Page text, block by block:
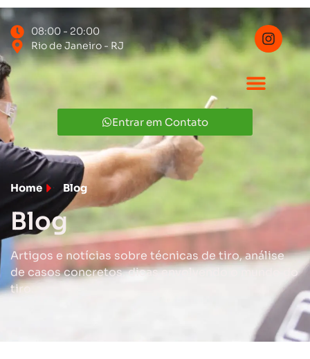
08:00 - 20:00
Rio de Janeiro - RJ
Entrar em Contato
Home Blog
Blog
Artigos e notícias sobre técnicas de tiro, análise
de casos concretos, dicas envolvendo o mundo do
tiro.